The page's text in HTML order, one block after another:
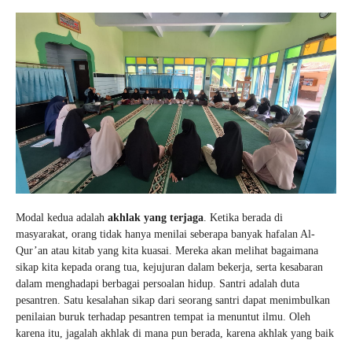
Modal kedua adalah akhlak yang terjaga . Ketika berada di
masyarakat, orang tidak hanya menilai seberapa banyak hafalan Al-
Qur’an atau kitab yang kita kuasai. Mereka akan melihat bagaimana
sikap kita kepada orang tua, kejujuran dalam bekerja, serta kesabaran
dalam menghadapi berbagai persoalan hidup. Santri adalah duta
pesantren. Satu kesalahan sikap dari seorang santri dapat menimbulkan
penilaian buruk terhadap pesantren tempat ia menuntut ilmu. Oleh
karena itu, jagalah akhlak di mana pun berada, karena akhlak yang baik